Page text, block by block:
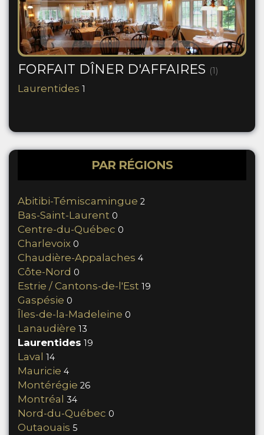
FORFAIT DÎNER D'AFFAIRES (1)
Laurentides 1
PAR RÉGIONS
Abitibi-Témiscamingue 2
Bas-Saint-Laurent 0
Centre-du-Québec 0
Charlevoix 0
Chaudière-Appalaches 4
Côte-Nord 0
Estrie / Cantons-de-l'Est 19
Gaspésie 0
Îles-de-la-Madeleine 0
Lanaudière 13
Laurentides 19
Laval 14
Mauricie 4
Montérégie 26
Montréal 34
Nord-du-Québec 0
Outaouais 5